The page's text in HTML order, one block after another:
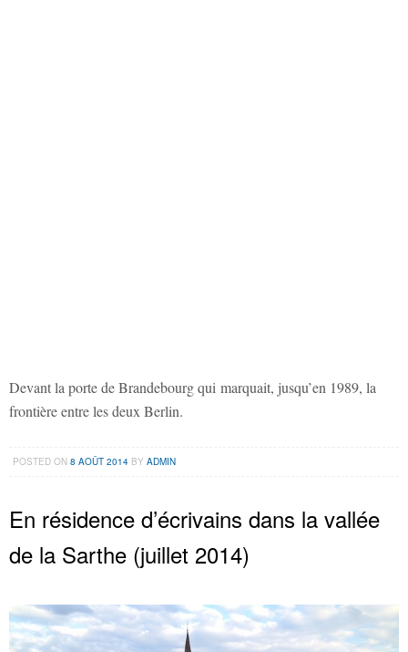
Devant la porte de Brandebourg qui marquait, jusqu’en 1989, la
frontière entre les deux Berlin.
POSTED ON8 AOÛT 2014 BYADMIN
En résidence d’écrivains dans la vallée
de la Sarthe (juillet 2014)